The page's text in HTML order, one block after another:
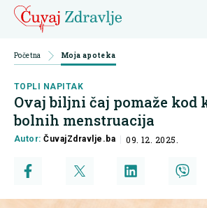
Početna Moja apoteka
TOPLI NAPITAK
Ovaj biljni čaj pomaže kod
bolnih menstruacija
Autor:ČuvajZdravlje.ba 09. 12. 2025.